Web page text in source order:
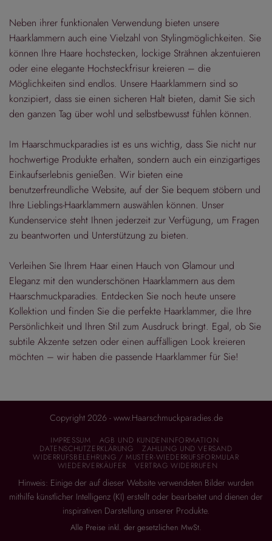
Neben ihrer funktionalen Verwendung bieten unsere
Haarklammern auch eine Vielzahl von Stylingmöglichkeiten. Sie
können Ihre Haare hochstecken, lockige Strähnen akzentuieren
oder eine elegante Hochsteckfrisur kreieren – die
Möglichkeiten sind endlos. Unsere Haarklammern sind so
konzipiert, dass sie einen sicheren Halt bieten, damit Sie sich
den ganzen Tag über wohl und selbstbewusst fühlen können.
Im Haarschmuckparadies ist es uns wichtig, dass Sie nicht nur
hochwertige Produkte erhalten, sondern auch ein einzigartiges
Einkaufserlebnis genießen. Wir bieten eine
benutzerfreundliche Website, auf der Sie bequem stöbern und
Ihre Lieblings-Haarklammern auswählen können. Unser
Kundenservice steht Ihnen jederzeit zur Verfügung, um Fragen
zu beantworten und Unterstützung zu bieten.
Verleihen Sie Ihrem Haar einen Hauch von Glamour und
Eleganz mit den wunderschönen Haarklammern aus dem
Haarschmuckparadies. Entdecken Sie noch heute unsere
Kollektion und finden Sie die perfekte Haarklammer, die Ihre
Persönlichkeit und Ihren Stil zum Ausdruck bringt. Egal, ob Sie
subtile Akzente setzen oder einen auffälligen Look kreieren
möchten – wir haben die passende Haarklammer für Sie!
Copyright 2026 - www.Haarschmuckparadies.de
IMPRESSUM AGB UND KUNDENINFORMATION
DATENSCHUTZERKLÄRUNG ZAHLUNG UND VERSAND
WIDERRUFSBELEHRUNG / MUSTER-WIEDERRUFSFORMULAR
WIEDERVERKÄUFER VERTRAG WIDERRUFEN
Hinweis: Einige der auf dieser Website verwendeten Bilder wurden
mithilfe künstlicher Intelligenz (KI) erstellt oder bearbeitet und dienen der
inspirativen Darstellung unserer Produkte.
Alle Preise inkl. der gesetzlichen MwSt.